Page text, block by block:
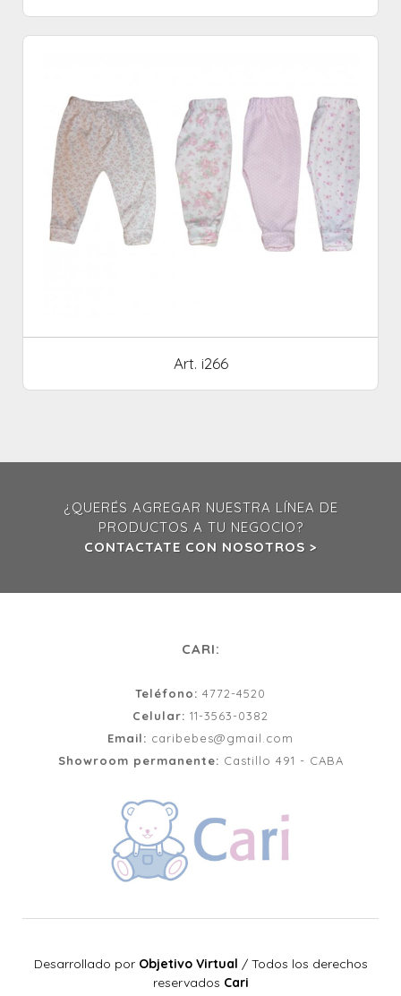
Art. i266
¿QUERÉS AGREGAR NUESTRA LÍNEA DE
PRODUCTOS A TU NEGOCIO?
CONTACTATE CON NOSOTROS >
CARI:
Teléfono: 4772-4520
Celular: 11-3563-0382
Email: caribebes@gmail.com
Showroom permanente: Castillo 491 - CABA
Desarrollado por Objetivo Virtual /Todos los derechos
reservados Cari